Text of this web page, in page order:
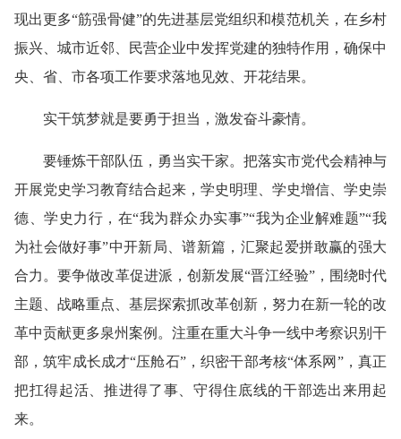
现出更多“筋强骨健”的先进基层党组织和模范机关，在乡村
振兴、城市近邻、民营企业中发挥党建的独特作用，确保中
央、省、市各项工作要求落地见效、开花结果。
实干筑梦就是要勇于担当，激发奋斗豪情。
要锤炼干部队伍，勇当实干家。把落实市党代会精神与
开展党史学习教育结合起来，学史明理、学史增信、学史崇
德、学史力行，在“我为群众办实事”“我为企业解难题”“我
为社会做好事”中开新局、谱新篇，汇聚起爱拼敢赢的强大
合力。要争做改革促进派，创新发展“晋江经验”，围绕时代
主题、战略重点、基层探索抓改革创新，努力在新一轮的改
革中贡献更多泉州案例。注重在重大斗争一线中考察识别干
部，筑牢成长成才“压舱石”，织密干部考核“体系网”，真正
把扛得起活、推进得了事、守得住底线的干部选出来用起
来。